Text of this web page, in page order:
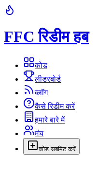
FFC रिडीम हब
कोड
लीडरबोर्ड
ब्लॉग
कैसे रिडीम करें
हमारे बारे में
मंच
कोड सबमिट करें